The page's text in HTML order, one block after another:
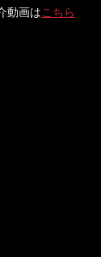
動画はこちら